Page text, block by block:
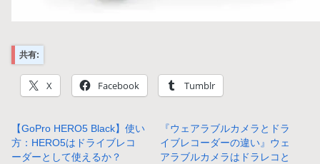
共有:
X Facebook Tumblr
【GoPro HERO5 Black】使い
方：HERO5はドライブレコ
ーダーとして使えるか？
『ウェアラブルカメラとドラ
イブレコーダーの違い』ウェ
アラブルカメラはドラレコと